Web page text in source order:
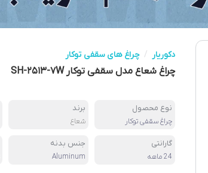
دکوریار / چراغ های سقفی توکار
چراغ شعاع مدل سقفی توکار SH-۲۵۱۳-۷W
نوع محصول
چراغ سقفی توکار
برند
شعاع
گارانتی
24 ماهه
جنس بدنه
Aluminum